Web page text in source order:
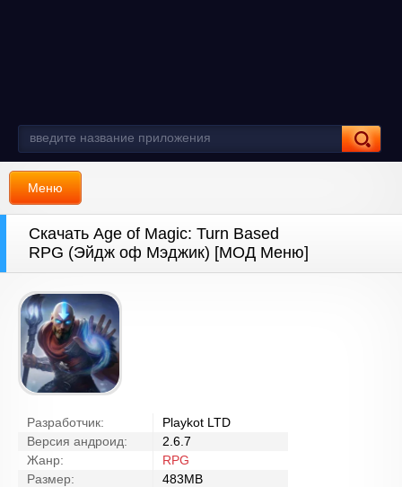
Меню
Скачать Age of Magic: Turn Based
RPG (Эйдж оф Мэджик) [МОД Меню]
Разработчик:
Playkot LTD
Версия андроид:
2.6.7
Жанр:
RPG
Размер:
483MB